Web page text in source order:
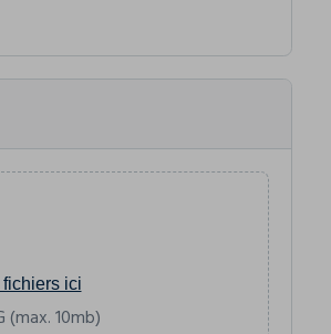
fichiers ici
(max. 10mb)